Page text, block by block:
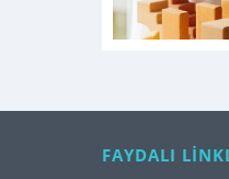
FAYDALI